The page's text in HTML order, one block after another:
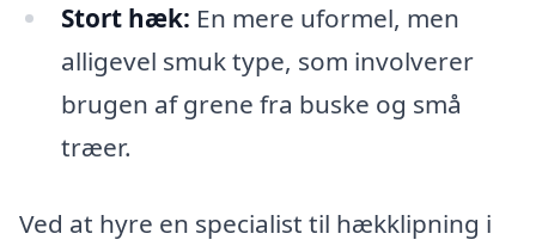
Stort hæk: En mere uformel, men
alligevel smuk type, som involverer
brugen af grene fra buske og små
træer.
Ved at hyre en specialist til hækklipning i